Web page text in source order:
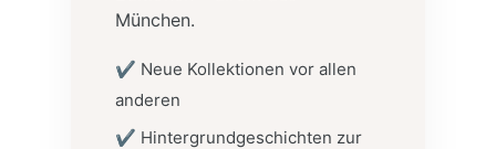
München.
✔ Neue Kollektionen vor allen
anderen
✔ Hintergrundgeschichten zur